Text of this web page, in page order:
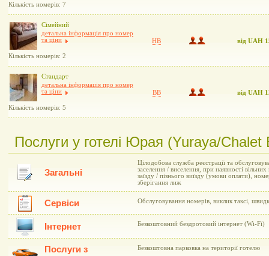
Кількість номерів: 7
Сімейний
детальна інформація про номер
та ціни
Кількість номерів: 2
HB від UAH
Стандарт
детальна інформація про номер
та ціни
Кількість номерів: 5
BB від UAH
Послуги у готелі Юрая (Yuraya/Chalet
Загальні
Цілодобова служба реєстрації та
заселення / виселення, при наявності
заїзду / пізнього виїзду (умови оплати),
зберігання лиж
Сервіси Обслуговування номерів, виклик таксі,
Інтернет Безкоштовний бездротовий інтернет (Wi-Fi)
Послуги з
Безкоштовна парковка на території готелю